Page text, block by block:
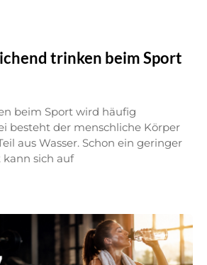
trinken beim Sport
beim Sport wird häufig
besteht der menschliche Körper
aus Wasser. Schon ein geringer
kann sich auf